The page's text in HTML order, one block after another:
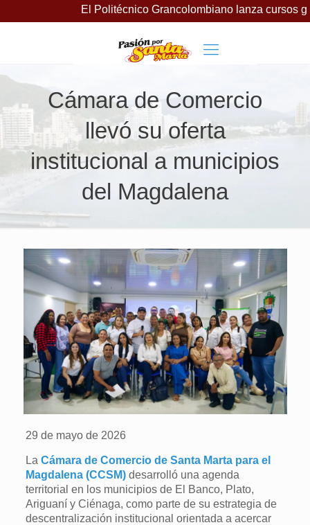
El Politécnico Grancolombiano lanza cursos gratuitos
Cámara de Comercio
llevó su oferta
institucional a municipios
del Magdalena
29 de mayo de 2026
LaCámara de Comercio de Santa Marta para el
Magdalena (CCSM) desarrolló una agenda
territorial en los municipios de El Banco, Plato,
Ariguaní y Ciénaga, como parte de su estrategia de
descentralización institucional orientada a acercar